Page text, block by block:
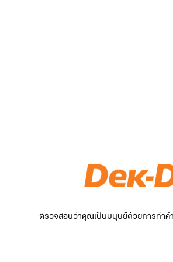
ตรวจสอบว่าคุณเป็นมนุษย์ด้วยการทำคำ